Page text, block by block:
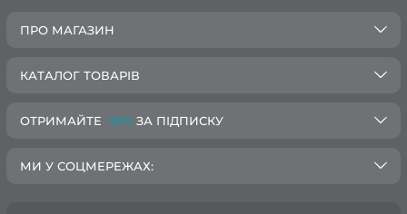
ПРО МАГАЗИН
КАТАЛОГ ТОВАРІВ
ОТРИМАЙТЕ -10% ЗА ПІДПИСКУ
МИ У СОЦМЕРЕЖАХ: